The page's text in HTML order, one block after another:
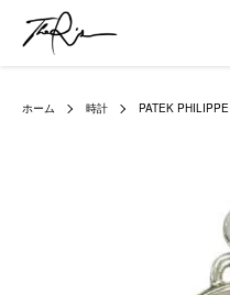
ホーム 時計 PATEK PHILIPPE